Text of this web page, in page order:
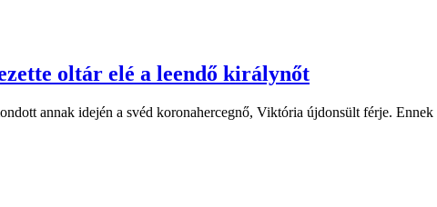
oltár elé a leendő királynőt
annak idején a svéd koronahercegnő, Viktória újdonsült férje.